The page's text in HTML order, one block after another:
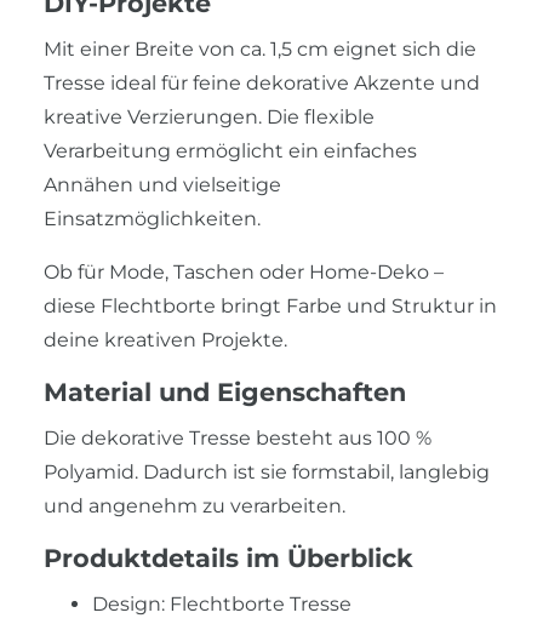
Mit einer Breite von ca. 1,5 cm eignet sich die
Tresse ideal für feine dekorative Akzente und
kreative Verzierungen. Die flexible
Verarbeitung ermöglicht ein einfaches
Annähen und vielseitige
Einsatzmöglichkeiten.
Ob für Mode, Taschen oder Home-Deko –
diese Flechtborte bringt Farbe und Struktur in
deine kreativen Projekte.
Material und Eigenschaften
Die dekorative Tresse besteht aus 100 %
Polyamid. Dadurch ist sie formstabil, langlebig
und angenehm zu verarbeiten.
Produktdetails im Überblick
Design: Flechtborte Tresse